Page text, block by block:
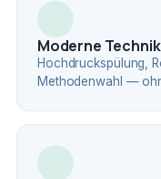
Moderne Technik
Hochdruckspülung,
Methodenwahl —